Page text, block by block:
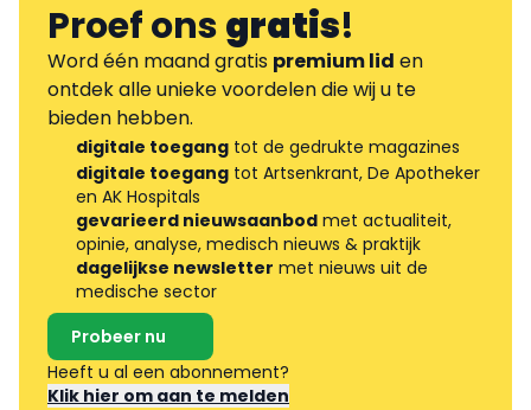
Proef onsgratis!
Word één maand gratis premium lid en
ontdek alle unieke voordelen die wij u te
bieden hebben.
digitale toegang tot de gedrukte magazines
digitale toegang tot Artsenkrant, De Apotheker
en AK Hospitals
gevarieerd nieuwsaanbod met actualiteit,
opinie, analyse, medisch nieuws & praktijk
dagelijkse newsletter met nieuws uit de
medische sector
Probeer nu
Heeft u al een abonnement?
Klik hier om aan te melden